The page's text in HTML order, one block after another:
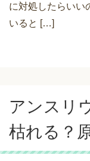
に対処したらいい
いると […]
アンスリ
枯れる？